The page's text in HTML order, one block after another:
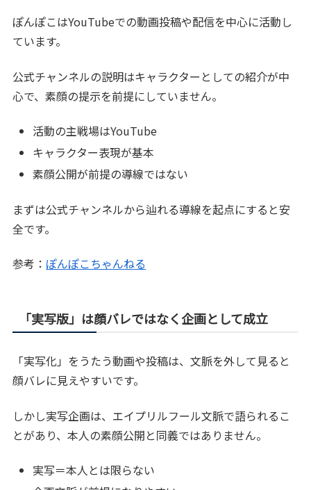
ぽんぽこはYouTubeでの動画投稿や配信を中心に活動し
ています。
公式チャンネルの説明はキャラクターとしての紹介が中
心で、素顔の提示を前提にしていません。
活動の主戦場はYouTube
キャラクター表現が基本
素顔公開が前提の導線ではない
まずは公式チャンネルから辿れる導線を起点にすると安
全です。
参考： ぽんぽこちゃんねる
「実写版」は顔バレではなく企画として成立
「実写化」をうたう動画や投稿は、文脈を外して見ると
顔バレに見えやすいです。
しかし実写企画は、エイプリルフール文脈で語られるこ
とがあり、本人の素顔公開と同義ではありません。
実写＝本人とは限らない